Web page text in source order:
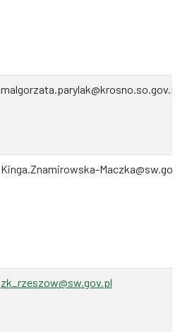
malgorzata.parylak@krosno.so.gov.pl
Kinga.Znamirowska-Maczka@sw.gov.pl
zk_rzeszow@sw.gov.pl